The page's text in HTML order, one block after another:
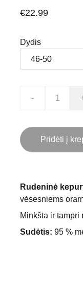
€22.99
Dydis
-
Pridėti į
Rudeninė
vėsesniems
Minkšta ir tampri
Sudėtis: 95 %